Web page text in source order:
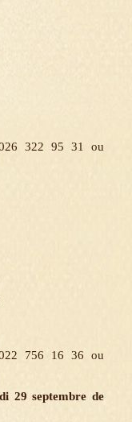
322 95 31 ou
756 16 36 ou
29 septembre de